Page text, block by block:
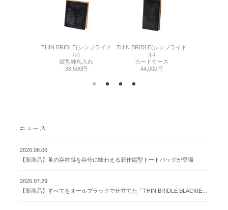
THIN BRIDLE(シンブライド
ル)
縦型純札入れ
38,500円
THIN BRIDLE(シンブライド
ル)
カードケース
44,000円
2026.08.06
【新商品】革の存在感を存分に味わえる新作縦型トートバッグが登場
2026.07.29